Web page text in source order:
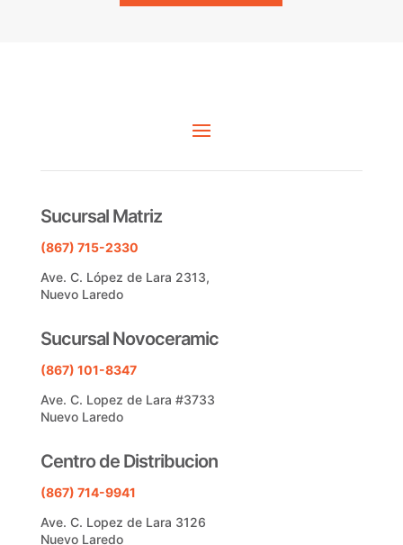
Sucursal Matriz
(867) 715-2330
Ave. C. López de Lara 2313,
Nuevo Laredo
Sucursal Novoceramic
(867) 101-8347
Ave. C. Lopez de Lara #3733
Nuevo Laredo
Centro de Distribucion
(867) 714-9941
Ave. C. Lopez de Lara 3126
Nuevo Laredo